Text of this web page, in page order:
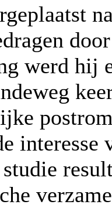
werd hij
interesse